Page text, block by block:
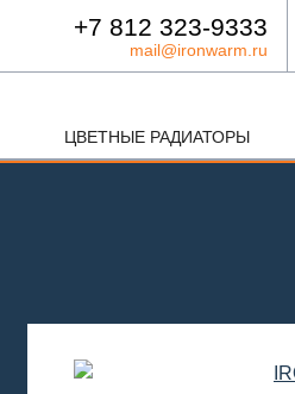
+7 812 323-9333
mail@ironwarm.ru
ЦВЕТНЫЕ РАДИАТОРЫ